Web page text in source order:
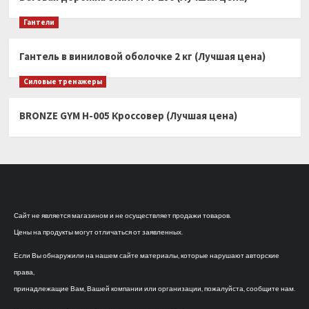
Гантели
Гантель в виниловой оболочке 2 кг (Лучшая цена)
Силовые тренажеры
BRONZE GYM H-005 Кроссовер (Лучшая цена)
Сайт не является магазином и не осуществляет продажи товаров.
Цены на продукты могут отличаться от заявленных.
Если Вы обнаружили на нашем сайте материалы, которые нарушают авторские
права,
принадлежащие Вам, Вашей компании или организации, пожалуйста, сообщите нам.